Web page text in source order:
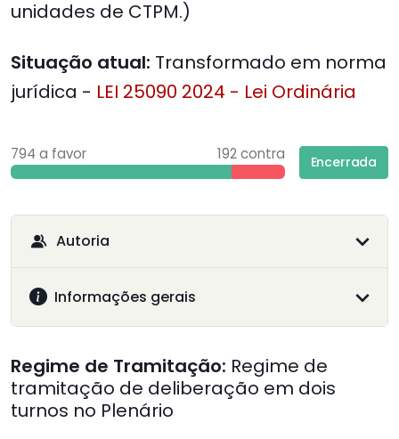
unidades de CTPM.)
Situação atual: Transformado em norma
jurídica - LEI 25090 2024 - Lei Ordinária
794 a favor 192 contra Encerrada
Autoria
Informações gerais
Regime de Tramitação: Regime de
tramitação de deliberação em dois
turnos no Plenário